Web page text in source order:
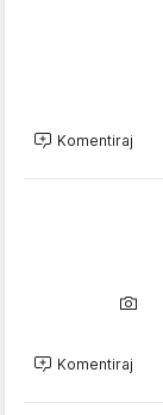
Komentiraj
Komentiraj